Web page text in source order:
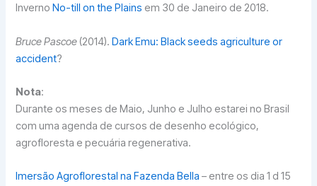
InvernoNo-till on the Plains em 30 de Janeiro de 2018.
Bruce Pascoe (2014).Dark Emu: Black seeds agriculture or
accident?
Nota:
Durante os meses de Maio, Junho e Julho estarei no Brasil
com uma agenda de cursos de desenho ecológico,
agrofloresta e pecuária regenerativa.
Imersão Agroflorestal na Fazenda Bella – entre os dia 1 d 15